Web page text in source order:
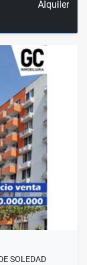
Alquiler
SOLEDAD